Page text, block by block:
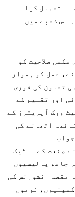
استعمال کیا
اس شعبے میں
صلاحیت کو
عمل کو ہموار
تعاون کی فوری
اور تقسیم کے
ورک آپریٹرز کے
اٹھانے کی
صنعت کے اسٹیک
جامع پالیسیوں
مقصد انشورنس کی
فرموں